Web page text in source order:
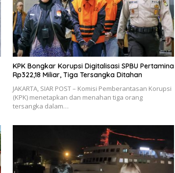
KPK Bongkar Korupsi Digitalisasi SPBU Pertamina
Rp322,18 Miliar, Tiga Tersangka Ditahan
JAKARTA, SIAR POST – Komisi Pemberantasan Korupsi
(KPK) menetapkan dan menahan tiga orang
tersangka dalam…